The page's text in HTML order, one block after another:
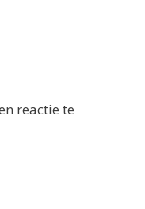
reactie te